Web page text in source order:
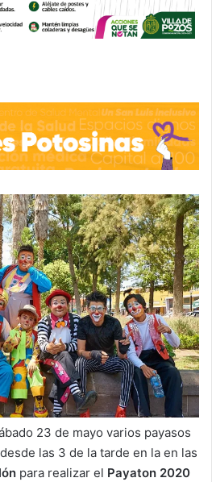
23 de mayo varios payasos
las 3 de la tarde en la en las
para realizar el Payaton 2020